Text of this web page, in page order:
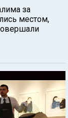
за
местом,